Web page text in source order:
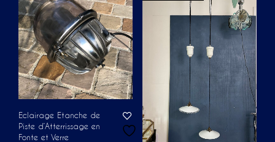
Eclairage Etanche de
Piste d’Atterrissage en
Fonte et Verre